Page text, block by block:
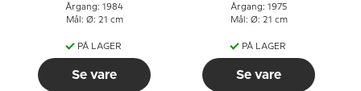
Årgang: 1984
Mål: Ø: 21 cm
PÅ LAGER
Se vare
Årgang: 1975
Mål: Ø: 21 cm
PÅ LAGER
Se vare